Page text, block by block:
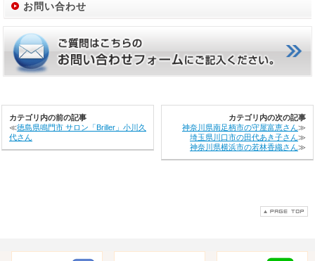
お問い合わせ
カテゴリ内の前の記事
≪徳島県鳴門市 サロン「Briller」小川久
代さん
カテゴリ内の次の記事
神奈川県南足柄市の守屋富恵さん≫
埼玉県川口市の田代あき子さん≫
神奈川県横浜市の若林香織さん≫